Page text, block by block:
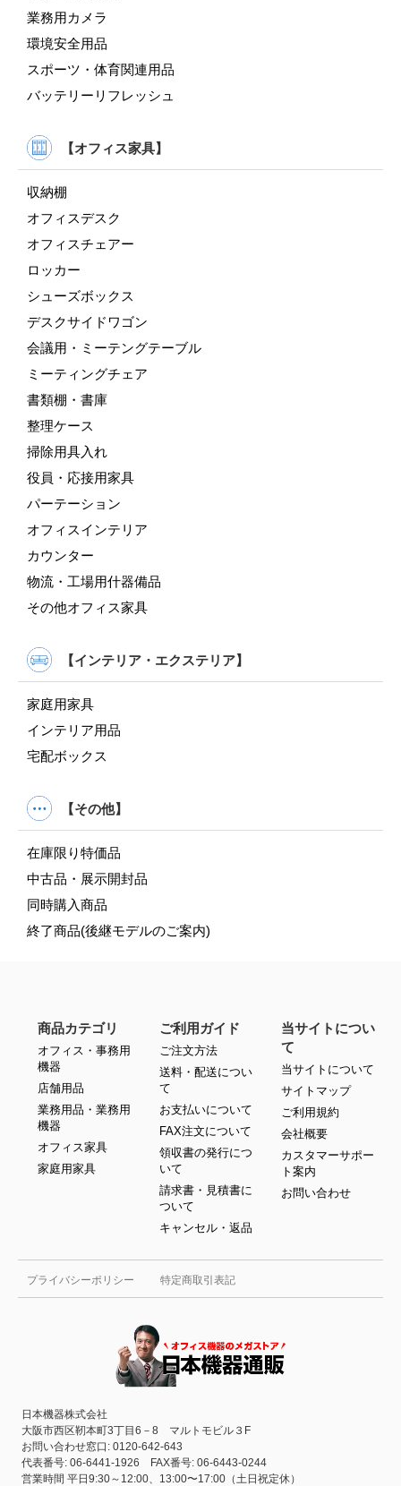
業務用カメラ
環境安全用品
スポーツ・体育関連用品
バッテリーリフレッシュ
【オフィス家具】
収納棚
オフィスデスク
オフィスチェアー
ロッカー
シューズボックス
デスクサイドワゴン
会議用・ミーテングテーブル
ミーティングチェア
書類棚・書庫
整理ケース
掃除用具入れ
役員・応接用家具
パーテーション
オフィスインテリア
カウンター
物流・工場用什器備品
その他オフィス家具
【インテリア・エクステリア】
家庭用家具
インテリア用品
宅配ボックス
【その他】
在庫限り特価品
中古品・展示開封品
同時購入商品
終了商品(後継モデルのご案内)
プライバシーポリシー 特定商取引表記
日本機器株式会社
大阪市西区靭本町3丁目6－8 マルトモビル３F
お問い合わせ窓口: 0120-642-643
代表番号: 06-6441-1926 FAX番号: 06-6443-0244
営業時間 平日9:30～12:00、13:00〜17:00（土日祝定休）
商品カテゴリ
オフィス・事務用
機器
店舗用品
業務用品・業務用
機器
オフィス家具
家庭用家具
ご利用ガイド
ご注文方法
送料・配送につい
て
お支払いについて
FAX注文について
領収書の発行につ
いて
請求書・見積書に
ついて
キャンセル・返品
当サイトについ
て
当サイトについて
サイトマップ
ご利用規約
会社概要
カスタマーサポー
ト案内
お問い合わせ